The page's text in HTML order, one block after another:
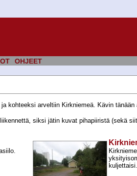
OHJEET
kohteeksi arveltiin Kirkniemeä. Kävin
siksi jätin kuvat pihapiiristä (sekä